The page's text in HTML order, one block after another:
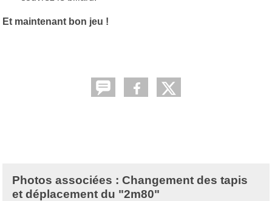
Et maintenant bon jeu !
Photos associées : Changement des tapis
et déplacement du "2m80"